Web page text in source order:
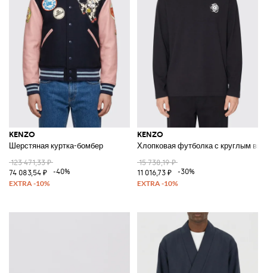
KENZO
Шерстяная куртка-бомбер
123 471,33 ₽
74 083,54 ₽
-40%
KENZO
Хлопковая футболка с круглым
15 738,19 ₽
11 016,73 ₽
-30%